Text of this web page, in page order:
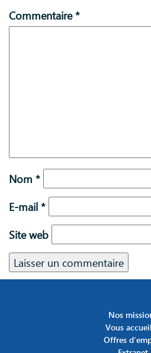
Commentaire*
Nom *
E-mail *
Site web
Nos
Vous
Offres